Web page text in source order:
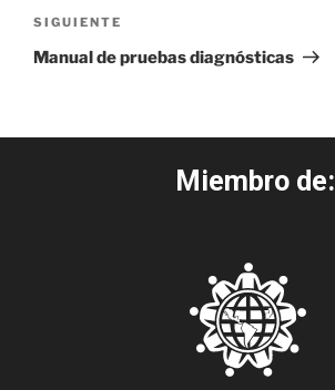
SIGUIENTE
Manual de pruebas diagnósticas
Miembro de: